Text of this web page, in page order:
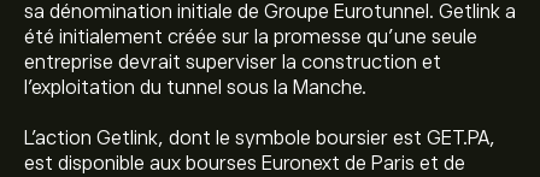
sa dénomination initiale de Groupe Eurotunnel. Getlink a
été initialement créée sur la promesse qu'une seule
entreprise devrait superviser la construction et
l'exploitation du tunnel sous la Manche.
L'action Getlink, dont le symbole boursier est GET.PA,
est disponible aux bourses Euronext de Paris et de